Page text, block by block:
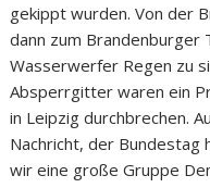
gekippt wurden. Von der
dann zum Brandenburger
Wasserwerfer Regen zu
Absperrgitter waren ein
in Leipzig durchbrechen.
Nachricht, der
wir eine große Gruppe